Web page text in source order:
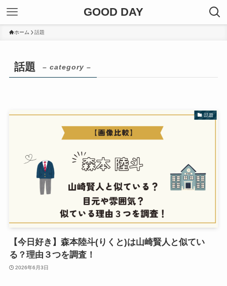
GOOD DAY
ホーム 話題
話題 – category –
話題
【今日好き】森本陸斗(りくと)は山崎賢人と似てい
る？理由３つを調査！
2026年6月3日